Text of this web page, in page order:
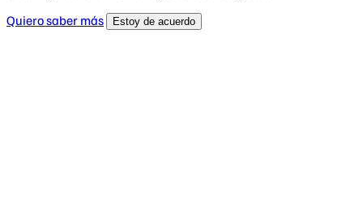
Quiero saber más
Estoy de acuerdo